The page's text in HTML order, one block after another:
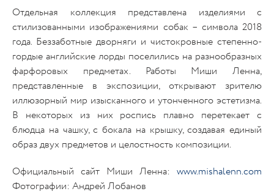
Отдельная коллекция представлена изделиями с
стилизованными изображениями собак – символа 2018
года. Беззаботные дворняги и чистокровные степенно-
гордые английские лорды поселились на разнообразных
фарфоровых предметах. Работы Миши Ленна,
представленные в экспозиции, открывают зрителю
иллюзорный мир изысканного и утонченного эстетизма.
В некоторых из них роспись плавно перетекает с
блюдца на чашку, с бокала на крышку, создавая единый
образ двух предметов и целостность композиции.
Официальный сайт Миши Ленна: www.mishalenn.com
Фотографии: Андрей Лобанов